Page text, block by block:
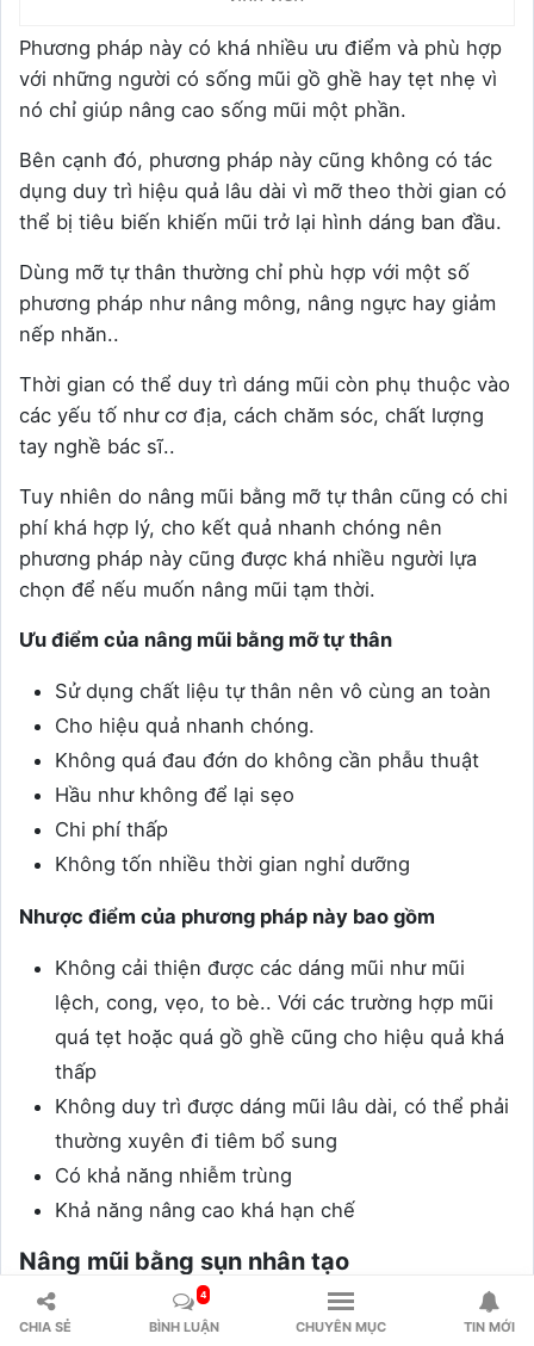
Phương pháp này có khá nhiều ưu điểm và phù hợp
với những người có sống mũi gồ ghề hay tẹt nhẹ vì
nó chỉ giúp nâng cao sống mũi một phần.
Bên cạnh đó, phương pháp này cũng không có tác
dụng duy trì hiệu quả lâu dài vì mỡ theo thời gian có
thể bị tiêu biến khiến mũi trở lại hình dáng ban đầu.
Dùng mỡ tự thân thường chỉ phù hợp với một số
phương pháp như nâng mông, nâng ngực hay giảm
nếp nhăn..
Thời gian có thể duy trì dáng mũi còn phụ thuộc vào
các yếu tố như cơ địa, cách chăm sóc, chất lượng
tay nghề bác sĩ..
Tuy nhiên do nâng mũi bằng mỡ tự thân cũng có chi
phí khá hợp lý, cho kết quả nhanh chóng nên
phương pháp này cũng được khá nhiều người lựa
chọn để nếu muốn nâng mũi tạm thời.
Ưu điểm của nâng mũi bằng mỡ tự thân
Sử dụng chất liệu tự thân nên vô cùng an toàn
Cho hiệu quả nhanh chóng.
Không quá đau đớn do không cần phẫu thuật
Hầu như không để lại sẹo
Chi phí thấp
Không tốn nhiều thời gian nghỉ dưỡng
Nhược điểm của phương pháp này bao gồm
Không cải thiện được các dáng mũi như mũi
lệch, cong, vẹo, to bè.. Với các trường hợp mũi
quá tẹt hoặc quá gồ ghề cũng cho hiệu quả khá
thấp
Không duy trì được dáng mũi lâu dài, có thể phải
thường xuyên đi tiêm bổ sung
Có khả năng nhiễm trùng
Khả năng nâng cao khá hạn chế
Nâng mũi bằng sụn nhân tạo
Nâng mũi bằng sụn nhân tạo là phương pháp dùng
chất liệu độn nhân tạo để đưa vào bên trong mũi,
CHIA SẺ
4
BÌNH LUẬN CHUYÊN MỤC TIN MỚI